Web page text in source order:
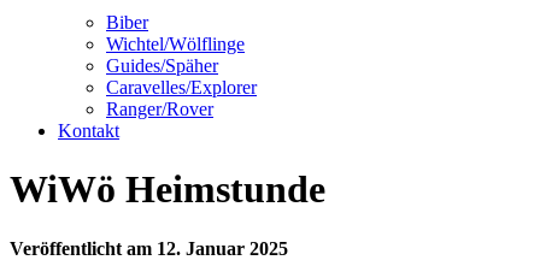
Biber
Wichtel/Wölflinge
Guides/Späher
Caravelles/Explorer
Ranger/Rover
Kontakt
WiWö Heimstunde
Veröffentlicht am 12. Januar 2025